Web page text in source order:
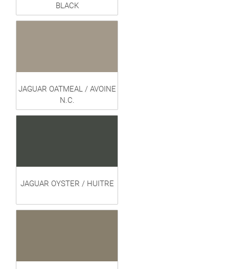
BLACK
JAGUAR OATMEAL / AVOINE
N.C.
JAGUAR OYSTER / HUITRE